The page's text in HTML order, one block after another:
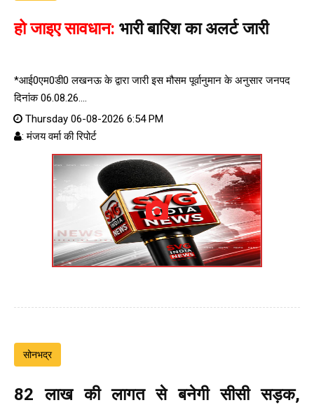
हो जाइए सावधान: भारी बारिश का अलर्ट जारी
*आई0एम0डी0 लखनऊ के द्वारा जारी इस मौसम पूर्वानुमान के अनुसार जनपद
दिनांक 06.08.26....
Thursday 06-08-2026 6:54 PM
: मंजय वर्मा की रिपोर्ट
सोनभद्र
82 लाख की लागत से बनेगी सीसी सड़क,